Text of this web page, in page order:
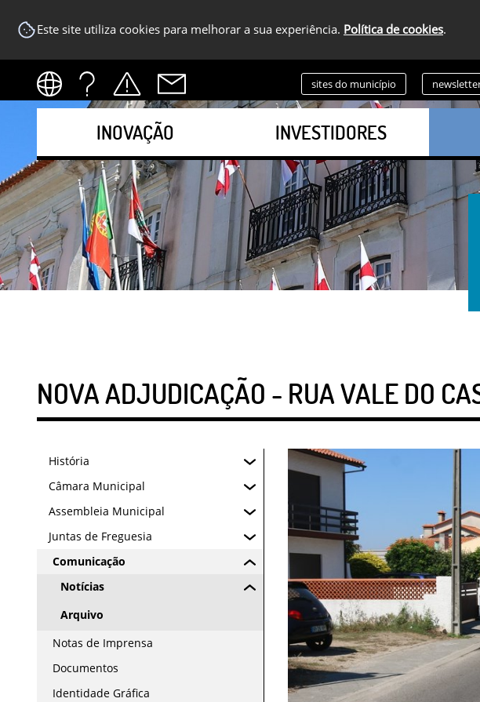
Este site utiliza cookies para melhorar a sua experiência. Política de cookies.
sites do município
INOVAÇÃO INVESTIDORES
NOVA ADJUDICAÇÃO - RUA VALE DO
História
Câmara Municipal
Assembleia Municipal
Juntas de Freguesia
Comunicação
Notícias
Arquivo
Notas de Imprensa
Documentos
Identidade Gráfica